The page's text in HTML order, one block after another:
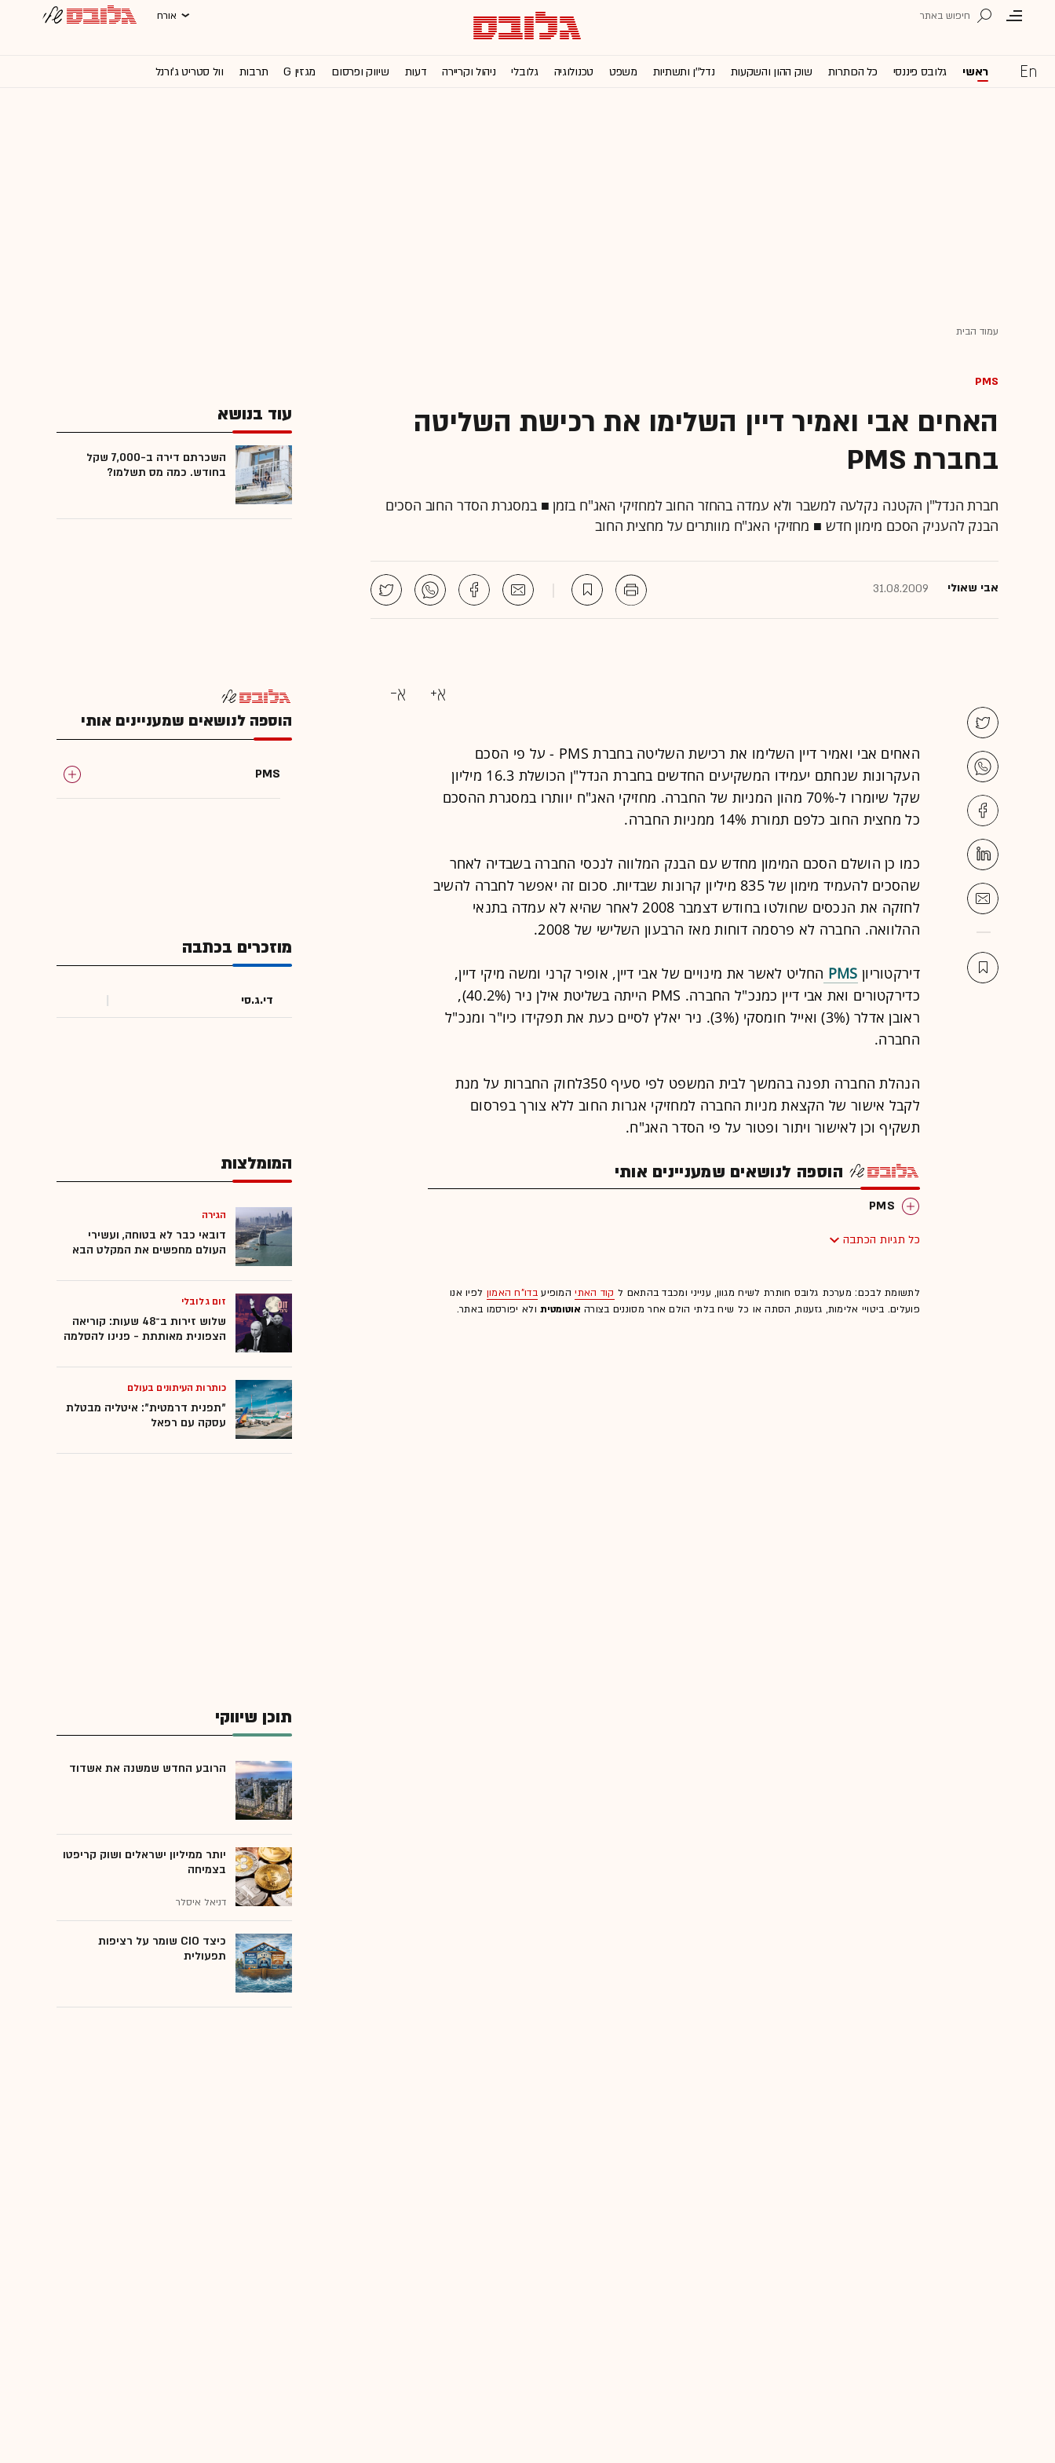
אורח
ראשי גלובס פיננסי כל הכותרות שוק ההון והשקעות נדל''ן ותשתיות משפט טכנולוגיה גלובלי ניהול וקריירה דעות שיווק ופרסום מגזין G תרבות וול סטריט ג'ורנל
עמוד הבית
PMS
האחים אבי ואמיר דיין השלימו את רכישת השליטה
בחברת PMS
חברת הנדל"ן הקטנה נקלעה למשבר ולא עמדה בהחזר החוב למחזיקי האג"ח בזמן ■ במסגרת הסדר החוב הסכים
הבנק להעניק הסכם מימון חדש ■ מחזיקי האג"ח מוותרים על מחצית החוב
אבי שאולי 31.08.2009
האחים אבי ואמיר דיין השלימו את רכישת השליטה בחברת PMS - על פי הסכם
העקרונות שנחתם יעמידו המשקיעים החדשים בחברת הנדל"ן הכושלת 16.3 מיליון
שקל שיומרו ל-70% מהון המניות של החברה. מחזיקי האג"ח יוותרו במסגרת ההסכם
כל מחצית החוב כלפם תמורת 14% ממניות החברה.
כמו כן הושלם הסכם המימון מחדש עם הבנק המלווה לנכסי החברה בשבדיה לאחר
שהסכים להעמיד מימון של 835 מיליון קרונות שבדיות. סכום זה יאפשר לחברה להשיב
לחזקה את הנכסים שחולטו בחודש דצמבר 2008 לאחר שהיא לא עמדה בתנאי
ההלוואה. החברה לא פרסמה דוחות מאז הרבעון השלישי של 2008.
דירקטוריון PMS החליט לאשר את מינויים של אבי דיין, אופיר קרני ומשה מיקי דיין,
כדירקטורים ואת אבי דיין כמנכ"ל החברה. PMS הייתה בשליטת אילן ניר (40.2%),
ראובן אדלר (3%) ואייל חומסקי (3%). ניר יאלץ לסיים כעת את תפקידו כיו"ר ומנכ"ל
החברה.
הנהלת החברה תפנה בהמשך לבית המשפט לפי סעיף 350לחוק החברות על מנת
לקבל אישור של הקצאת מניות החברה למחזיקי אגרות החוב ללא צורך בפרסום
תשקיף וכן לאישור ויתור ופטור על פי הסדר האג"ח.
הוספה לנושאים שמעניינים אותי
PMS
כל תגיות הכתבה
לתשומת לבכם: מערכת גלובס חותרת לשיח מגוון, ענייני ומכבד בהתאם ל קוד האתיהמופיעבדו"ח האמון לפיו אנו
פועלים. ביטויי אלימות, גזענות, הסתה או כל שיח בלתי הולם אחר מסוננים בצורה אוטומטיתולא יפורסמו באתר.
עוד בנושא
השכרתם דירה ב-7,000 שקל
בחודש. כמה מס תשלמו?
הוספה לנושאים שמעניינים אותי
PMS
מוזכרים בכתבה
די.ג.סי
המומלצות
הגירה
דובאי כבר לא בטוחה, ועשירי
העולם מחפשים את המקלט הבא
זום גלובלי
שלוש זירות ב־48 שעות: קוריאה
הצפונית מאותתת - פנינו להסלמה
כותרות העיתונים בעולם
"תפנית דרמטית": איטליה מבטלת
עסקה עם רפאל
תוכן שיווקי
הרובע החדש שמשנה את אשדוד
יותר ממיליון ישראלים ושוק קריפטו
בצמיחה
דניאל איסלר
כיצד CIO שומר על רציפות
תפעולית